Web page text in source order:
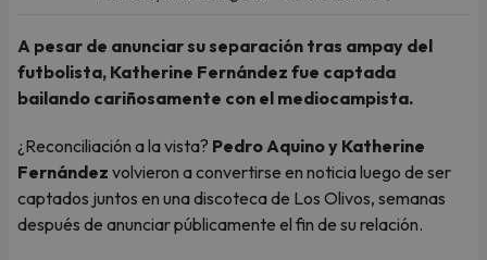
A pesar de anunciar su separación tras ampay del
futbolista, Katherine Fernández fue captada
bailando cariñosamente con el mediocampista.
¿Reconciliación a la vista? Pedro Aquino y Katherine
Fernández volvieron a convertirse en noticia luego de ser
captados juntos en una discoteca de Los Olivos, semanas
después de anunciar públicamente el fin de su relación.